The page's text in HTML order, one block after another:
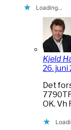
Loading...
Kjeld
26. juni
Det
OK.